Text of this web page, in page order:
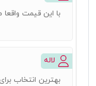
با این قیمت
لاله
بهترین انتخاب